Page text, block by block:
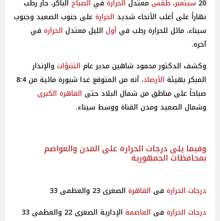
20 سبتمبر، طقس معتدل الحرارة في الصباح الباكر، حار رطب
نهاراً على أغلب الأنحاء شديد الحرارة على جنوب الصعيد وجنوب
سيناء، مائل للحرارة رطب في أول الليل معتدل الحرارة في
آخره.
وكشف الدكتور محمود شاهين مدير عام التنبؤات والإنذار
المبكر بهيئة الأرصاد
، أنه من المتوقع غدا شبورة مائية من 8:4
صباحاً على مناطق من شمال البلاد حتى القاهرة الكبرى
وشمال الصعيد ومدن القناة ووسط سيناء.
وفيما يلى درجات الحرارة على المدن والعواصم
بمحافظات الجمهورية
درجات الحرارة فى القاهرة الصغرى 23 والعظمى 33
درجات الحرارة فى العاصمة الإدارية الصغرى 22 والعظمى 33